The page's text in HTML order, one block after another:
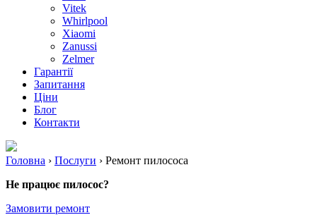
Vitek
Whirlpool
Xiaomi
Zanussi
Zelmer
Гарантії
Запитання
Ціни
Блог
Контакти
Головна › Послуги › Ремонт пилососа
Не працює пилосос?
Замовити ремонт